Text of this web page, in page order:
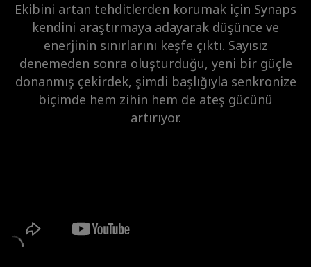
Ekibini artan tehditlerden korumak için Synaps
kendini araştırmaya adayarak düşünce ve
enerjinin sınırlarını keşfe çıktı. Sayısız
denemeden sonra oluşturduğu, yeni bir güçle
donanmış çekirdek, şimdi başlığıyla senkronize
biçimde hem zihin hem de ateş gücünü
artırıyor.